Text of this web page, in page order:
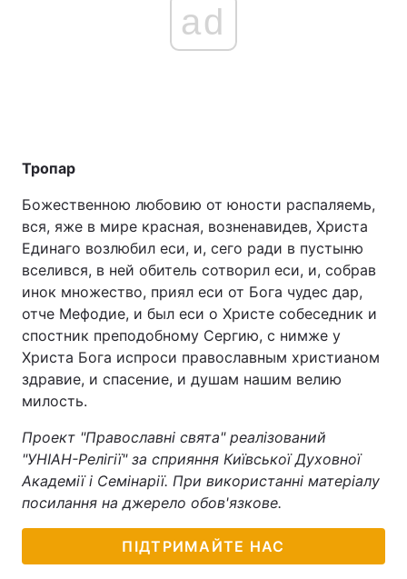
ad
Тропар
Божественною любовию от юности распаляемь,
вся, яже в мире красная, возненавидев, Христа
Единаго возлюбил еси, и, сего ради в пустыню
вселився, в ней обитель сотворил еси, и, собрав
инок множество, приял еси от Бога чудес дар,
отче Мефодие, и был еси о Христе собеседник и
спостник преподобному Сергию, с нимже у
Христа Бога испроси православным христианом
здравие, и спасение, и душам нашим велию
милость.
Проект "Православні свята" реалізований
"УНІАН-Релігії" за сприяння Київської Духовної
Академії і Семінарії. При використанні матеріалу
посилання на джерело обов'язкове.
ПІДТРИМАЙТЕ НАС